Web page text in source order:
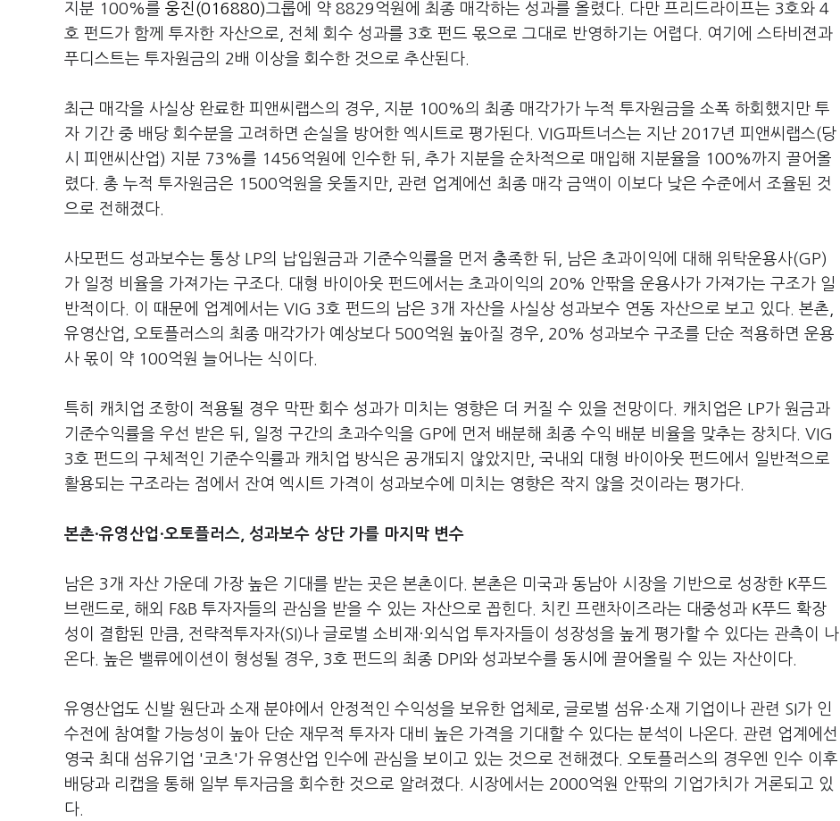
지분 100%를 웅진(016880)그룹에 약 8829억원에 최종 매각하는 성과를 올렸다. 다만 프리드라이프는 3호와 4
호 펀드가 함께 투자한 자산으로, 전체 회수 성과를 3호 펀드 몫으로 그대로 반영하기는 어렵다. 여기에 스타비젼과
푸디스트는 투자원금의 2배 이상을 회수한 것으로 추산된다.
최근 매각을 사실상 완료한 피앤씨랩스의 경우, 지분 100%의 최종 매각가가 누적 투자원금을 소폭 하회했지만 투
자 기간 중 배당 회수분을 고려하면 손실을 방어한 엑시트로 평가된다. VIG파트너스는 지난 2017년 피앤씨랩스(당
시 피앤씨산업) 지분 73%를 1456억원에 인수한 뒤, 추가 지분을 순차적으로 매입해 지분율을 100%까지 끌어올
렸다. 총 누적 투자원금은 1500억원을 웃돌지만, 관련 업계에선 최종 매각 금액이 이보다 낮은 수준에서 조율된 것
으로 전해졌다.
사모펀드 성과보수는 통상 LP의 납입원금과 기준수익률을 먼저 충족한 뒤, 남은 초과이익에 대해 위탁운용사(GP)
가 일정 비율을 가져가는 구조다. 대형 바이아웃 펀드에서는 초과이익의 20% 안팎을 운용사가 가져가는 구조가 일
반적이다. 이 때문에 업계에서는 VIG 3호 펀드의 남은 3개 자산을 사실상 성과보수 연동 자산으로 보고 있다. 본촌,
유영산업, 오토플러스의 최종 매각가가 예상보다 500억원 높아질 경우, 20% 성과보수 구조를 단순 적용하면 운용
사 몫이 약 100억원 늘어나는 식이다.
특히 캐치업 조항이 적용될 경우 막판 회수 성과가 미치는 영향은 더 커질 수 있을 전망이다. 캐치업은 LP가 원금과
기준수익률을 우선 받은 뒤, 일정 구간의 초과수익을 GP에 먼저 배분해 최종 수익 배분 비율을 맞추는 장치다. VIG
3호 펀드의 구체적인 기준수익률과 캐치업 방식은 공개되지 않았지만, 국내외 대형 바이아웃 펀드에서 일반적으로
활용되는 구조라는 점에서 잔여 엑시트 가격이 성과보수에 미치는 영향은 작지 않을 것이라는 평가다.
본촌·유영산업·오토플러스, 성과보수 상단 가를 마지막 변수
남은 3개 자산 가운데 가장 높은 기대를 받는 곳은 본촌이다. 본촌은 미국과 동남아 시장을 기반으로 성장한 K푸드
브랜드로, 해외 F&B 투자자들의 관심을 받을 수 있는 자산으로 꼽힌다. 치킨 프랜차이즈라는 대중성과 K푸드 확장
성이 결합된 만큼, 전략적투자자(SI)나 글로벌 소비재·외식업 투자자들이 성장성을 높게 평가할 수 있다는 관측이 나
온다. 높은 밸류에이션이 형성될 경우, 3호 펀드의 최종 DPI와 성과보수를 동시에 끌어올릴 수 있는 자산이다.
유영산업도 신발 원단과 소재 분야에서 안정적인 수익성을 보유한 업체로, 글로벌 섬유·소재 기업이나 관련 SI가 인
수전에 참여할 가능성이 높아 단순 재무적 투자자 대비 높은 가격을 기대할 수 있다는 분석이 나온다. 관련 업계에선
영국 최대 섬유기업 '코츠'가 유영산업 인수에 관심을 보이고 있는 것으로 전해졌다. 오토플러스의 경우엔 인수 이후
배당과 리캡을 통해 일부 투자금을 회수한 것으로 알려졌다. 시장에서는 2000억원 안팎의 기업가치가 거론되고 있
다.